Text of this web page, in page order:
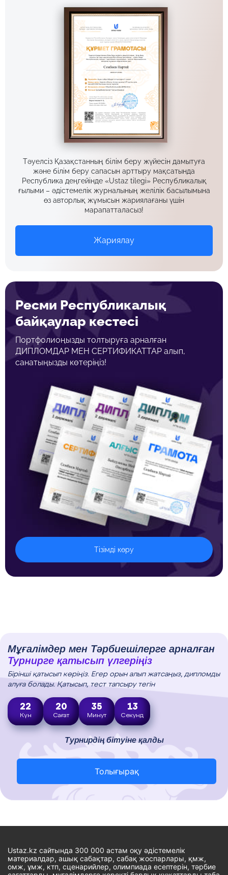
Тәуелсіз Қазақстанның білім беру жүйесін дамытуға
және білім беру сапасын арттыру мақсатында
Республика деңгейінде «Ustaz tilegi» Республикалық
ғылыми – әдістемелік журналының желілік басылымына
өз авторлық жұмысын жариялағаны үшін
марапатталасыз!
Жариялау
Ресми Республикалық
байқаулар кестесі
Портфолиоңызды толтыруға арналған
ДИПЛОМДАР МЕН СЕРТИФИКАТТАР алып,
санатыңызды көтеріңіз!
Тізімді көру
Мұғалімдер мен Тәрбиешілерге арналған
Турнирге қатысып үлгеріңіз
Бірінші қатысып көріңіз. Егер орын алып жатсаңыз, дипломды
алуға болады. Қатысып, тест тапсыру тегін
22
Күн
20
Сағат
35
Минут
13
Секунд
Турнирдің бітуіне қалды
Толығырақ
Ustaz.kz сайтында 300 000 астам оқу әдістемелік
материалдар, ашық сабақтар, сабақ жоспарлары, қмж,
омж, ұмж, ктп, сценарийлер, олимпиада есептерін, тәрбие